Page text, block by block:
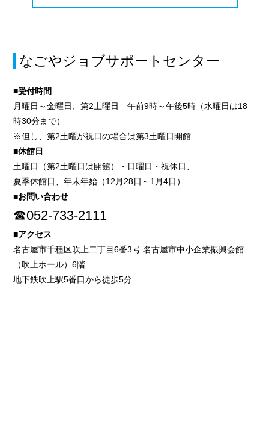
なごやジョブサポートセンター
■受付時間
月曜日～金曜日、第2土曜日 午前9時～午後5時（水曜日は18
時30分まで）
※但し、第2土曜が祝日の場合は第3土曜日開館
■休館日
土曜日（第2土曜日は開館）・日曜日・祝休日、
夏季休館日、年末年始（12月28日～1月4日）
■お問い合わせ
☎052-733-2111
■アクセス
名古屋市千種区吹上二丁目6番3号 名古屋市中小企業振興会館
（吹上ホール）6階
地下鉄吹上駅5番口から徒歩5分